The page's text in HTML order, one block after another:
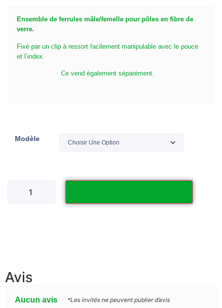
Ensemble de ferrules mâle/femelle pour pôles en fibre de
verre.
Fixé par un clip à ressort facilement manipulable avec le pouce
et l’index.
Ce vend également séparément.
Modèle
Avis
Aucun avis *Les invités ne peuvent publier d’avis